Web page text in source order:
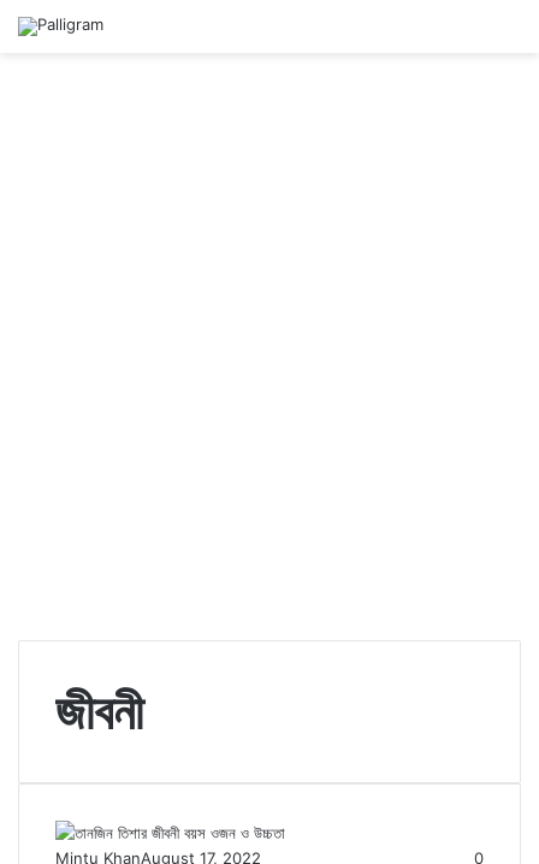
জীবনী
Mintu KhanAugust 17, 2022 0